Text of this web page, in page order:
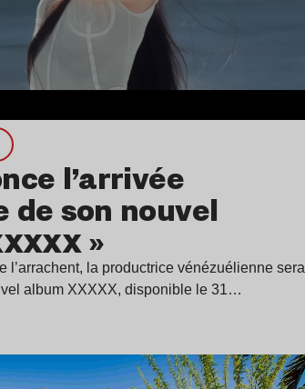
l’arrivée
de son nouvel
»
l’arrachent, la productrice vénézuélienne sera
album XXXXX, disponible le 31…